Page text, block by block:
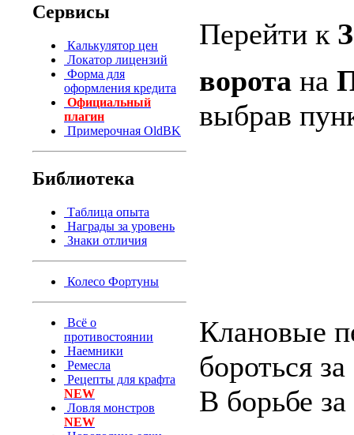
Сервисы
Калькулятор цен
Локатор лицензий
Форма для
оформления кредита
Официальный
плагин
Примерочная OldBK
Библиотека
Таблица опыта
Награды за уровень
Знаки отличия
Колесо Фортуны
Всё о
противостоянии
Наемники
Ремесла
Рецепты для крафта
NEW
Ловля монстров
NEW
Перейти к
ворота на
выбрав
Клановые
бороться
В борьбе